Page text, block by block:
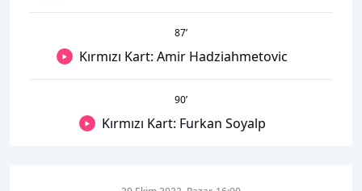
87’
Kırmızı Kart: Amir Hadziahmetovic
90’
Kırmızı Kart: Furkan Soyalp